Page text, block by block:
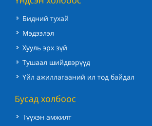
Бидний тухай
Мэдээлэл
Хууль эрх зүй
Тушаал шийдвэрүүд
Үйл ажиллагааний ил тод байдал
Бусад холбоос
Түүхэн амжилт